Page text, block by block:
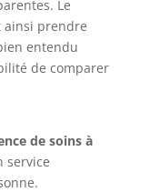
Le
ainsi prendre
entendu
de comparer
de soins à
service